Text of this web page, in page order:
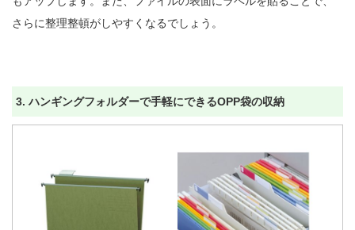
さらに整理整頓がしやすくなるでしょう。
3. ハンギングフォルダーで手軽にできるOPP袋の収納